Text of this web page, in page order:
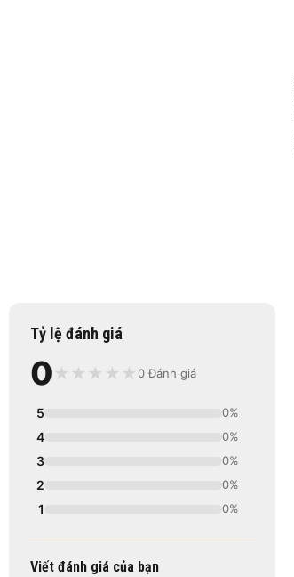
Tỷ lệ đánh giá
0 ★ ★ ★ ★ ★0 Đánh giá
5 0%
4 0%
3 0%
2 0%
1 0%
Viết đánh giá của bạn